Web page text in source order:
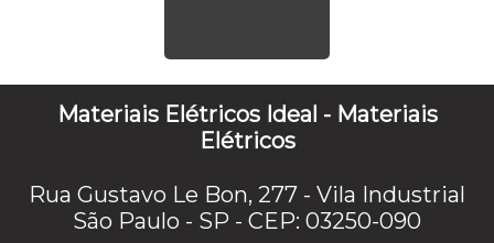
Materiais Elétricos Ideal - Materiais
Elétricos
Rua Gustavo Le Bon, 277 - Vila Industrial
São Paulo - SP - CEP: 03250-090